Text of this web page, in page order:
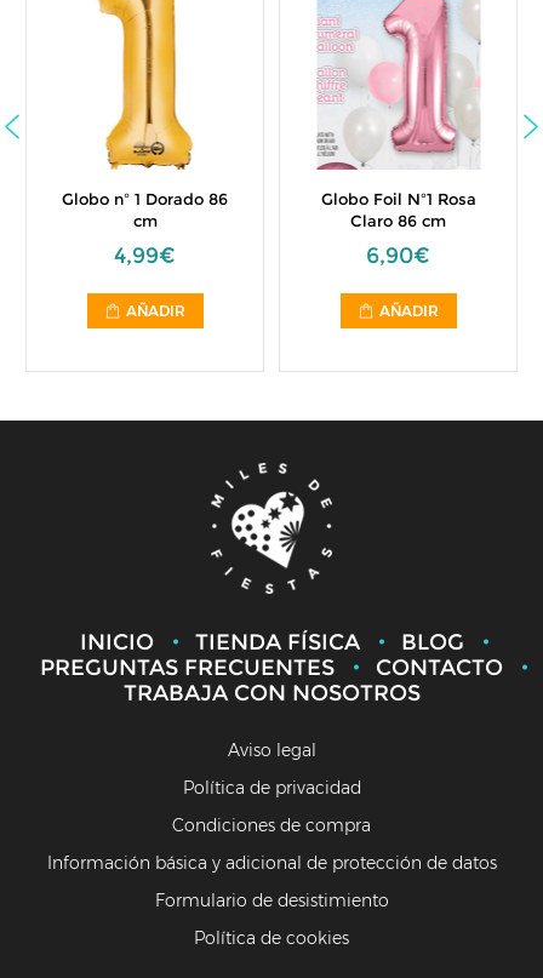
Globo nº 1 Dorado 86
cm
4,99€
AÑADIR
Globo Foil Nº1 Rosa
Claro 86 cm
6,90€
AÑADIR
INICIO TIENDA FÍSICA
BLOG
PREGUNTAS FRECUENTES
CONTACTO
TRABAJA CON NOSOTROS
Aviso legal
Política de privacidad
Condiciones de compra
Información básica y adicional de protección de datos
Formulario de desistimiento
Política de cookies